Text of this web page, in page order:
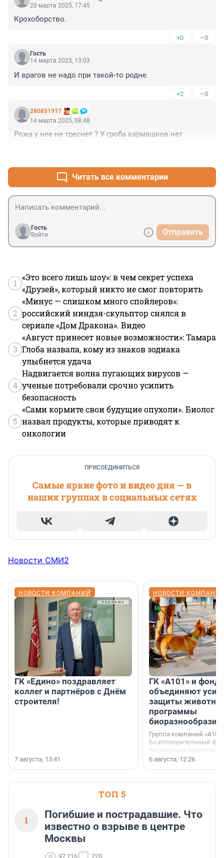
20 марта 2025, 17:45
Крохоборство.
+0 –0
Гость
14 марта 2025, 13:03
И врагов не надо при такой-то родне.
+2 –0
280851917
14 марта 2025, 08:48
Рожа у нее не треснет ? У гроба кармашков нет
Читать все комментарии
Гость
Войти
Отправить
1
«Это всего лишь шоу»: в чем секрет успеха
«Друзей», который никто не смог повторить
2
«Минус — слишком много спойлеров»:
российский ниндзя-скульптор снялся в
сериале «Дом Дракона». Видео
3
«Август принесет новые возможности»: Тамара
Глоба назвала, кому из знаков зодиака
улыбнется удача
4
Надвигается волна пугающих вирусов —
ученые потребовали срочно усилить
безопасность
5
«Сами кормите свои будущие опухоли». Биолог
назвал продукты, которые приводят к
онкологии
ПРИСОЕДИНИТЬСЯ
Самые яркие фото и видео дня — в
наших группах в социальных сетях
Новости СМИ2
НОВОСТИ КОМПАНИЙ
ГК «Едино» поздравляет
коллег и партнёров с Днём
строителя!
7 августа, 13:41
НОВОСТИ
ГК «А101» и фонд
объединяют
защиты
программы
биоразнообразия
Группа компаний
Благотворительный
бездомным животным
заключили соглашение
6 августа, 12:26
ТОП 5
1
Погибшие и пострадавшие. Что
известно о взрыве в центре
Москвы
97 216 220